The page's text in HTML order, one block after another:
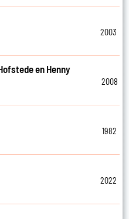
2003
en Henny
2008
1982
2022